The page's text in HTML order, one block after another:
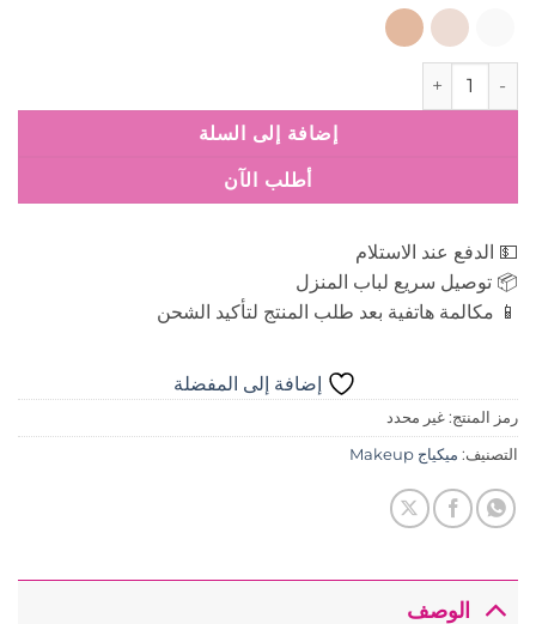
كمية نوت لوس بودرة
إضافة إلى السلة
أطلب الآن
💵 الدفع عند الاستلام
📦 توصيل سريع لباب المنزل
📱 مكالمة هاتفية بعد طلب المنتج لتأكيد الشحن
إضافة إلى المفضلة
رمز المنتج: غير محدد
التصنيف: ميكياج Makeup
الوصف